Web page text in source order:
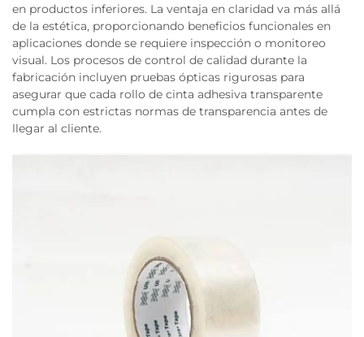
en productos inferiores. La ventaja en claridad va más allá
de la estética, proporcionando beneficios funcionales en
aplicaciones donde se requiere inspección o monitoreo
visual. Los procesos de control de calidad durante la
fabricación incluyen pruebas ópticas rigurosas para
asegurar que cada rollo de cinta adhesiva transparente
cumpla con estrictas normas de transparencia antes de
llegar al cliente.